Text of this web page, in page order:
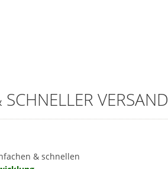
VERSAND
& schnellen